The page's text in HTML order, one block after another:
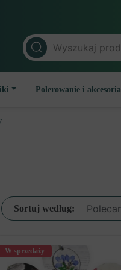
Polerowanie i akcesoria
Sortuj według:
W sprzedaży